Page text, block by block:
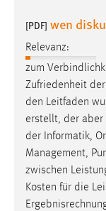
[PDF] wen
Relevanz:
zum
Zufriedenheit
den Leitfaden
erstellt, der aber
der Informatik,
Management,
zwischen
Kosten für die